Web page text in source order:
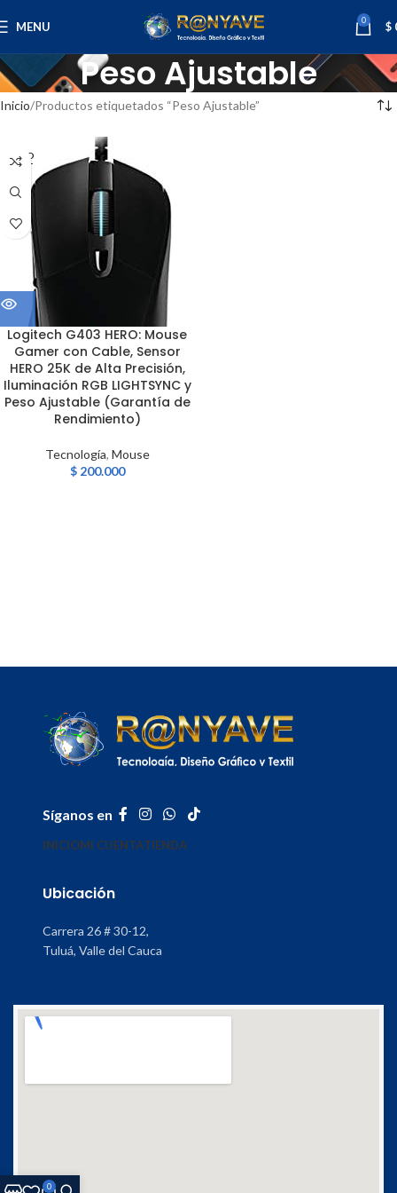
MENU 0 $
Peso Ajustable
Inicio Productos etiquetados “Peso Ajustable”
SOLD
OUT
Logitech G403 HERO: Mouse
Gamer con Cable, Sensor
HERO 25K de Alta Precisión,
Iluminación RGB LIGHTSYNC y
Peso Ajustable (Garantía de
Rendimiento)
Tecnología, Mouse
$200.000
Síganos en
INICIOMI CUENTATIENDA
Ubicación
Carrera 26 # 30-12,
Tuluá, Valle del Cauca
0